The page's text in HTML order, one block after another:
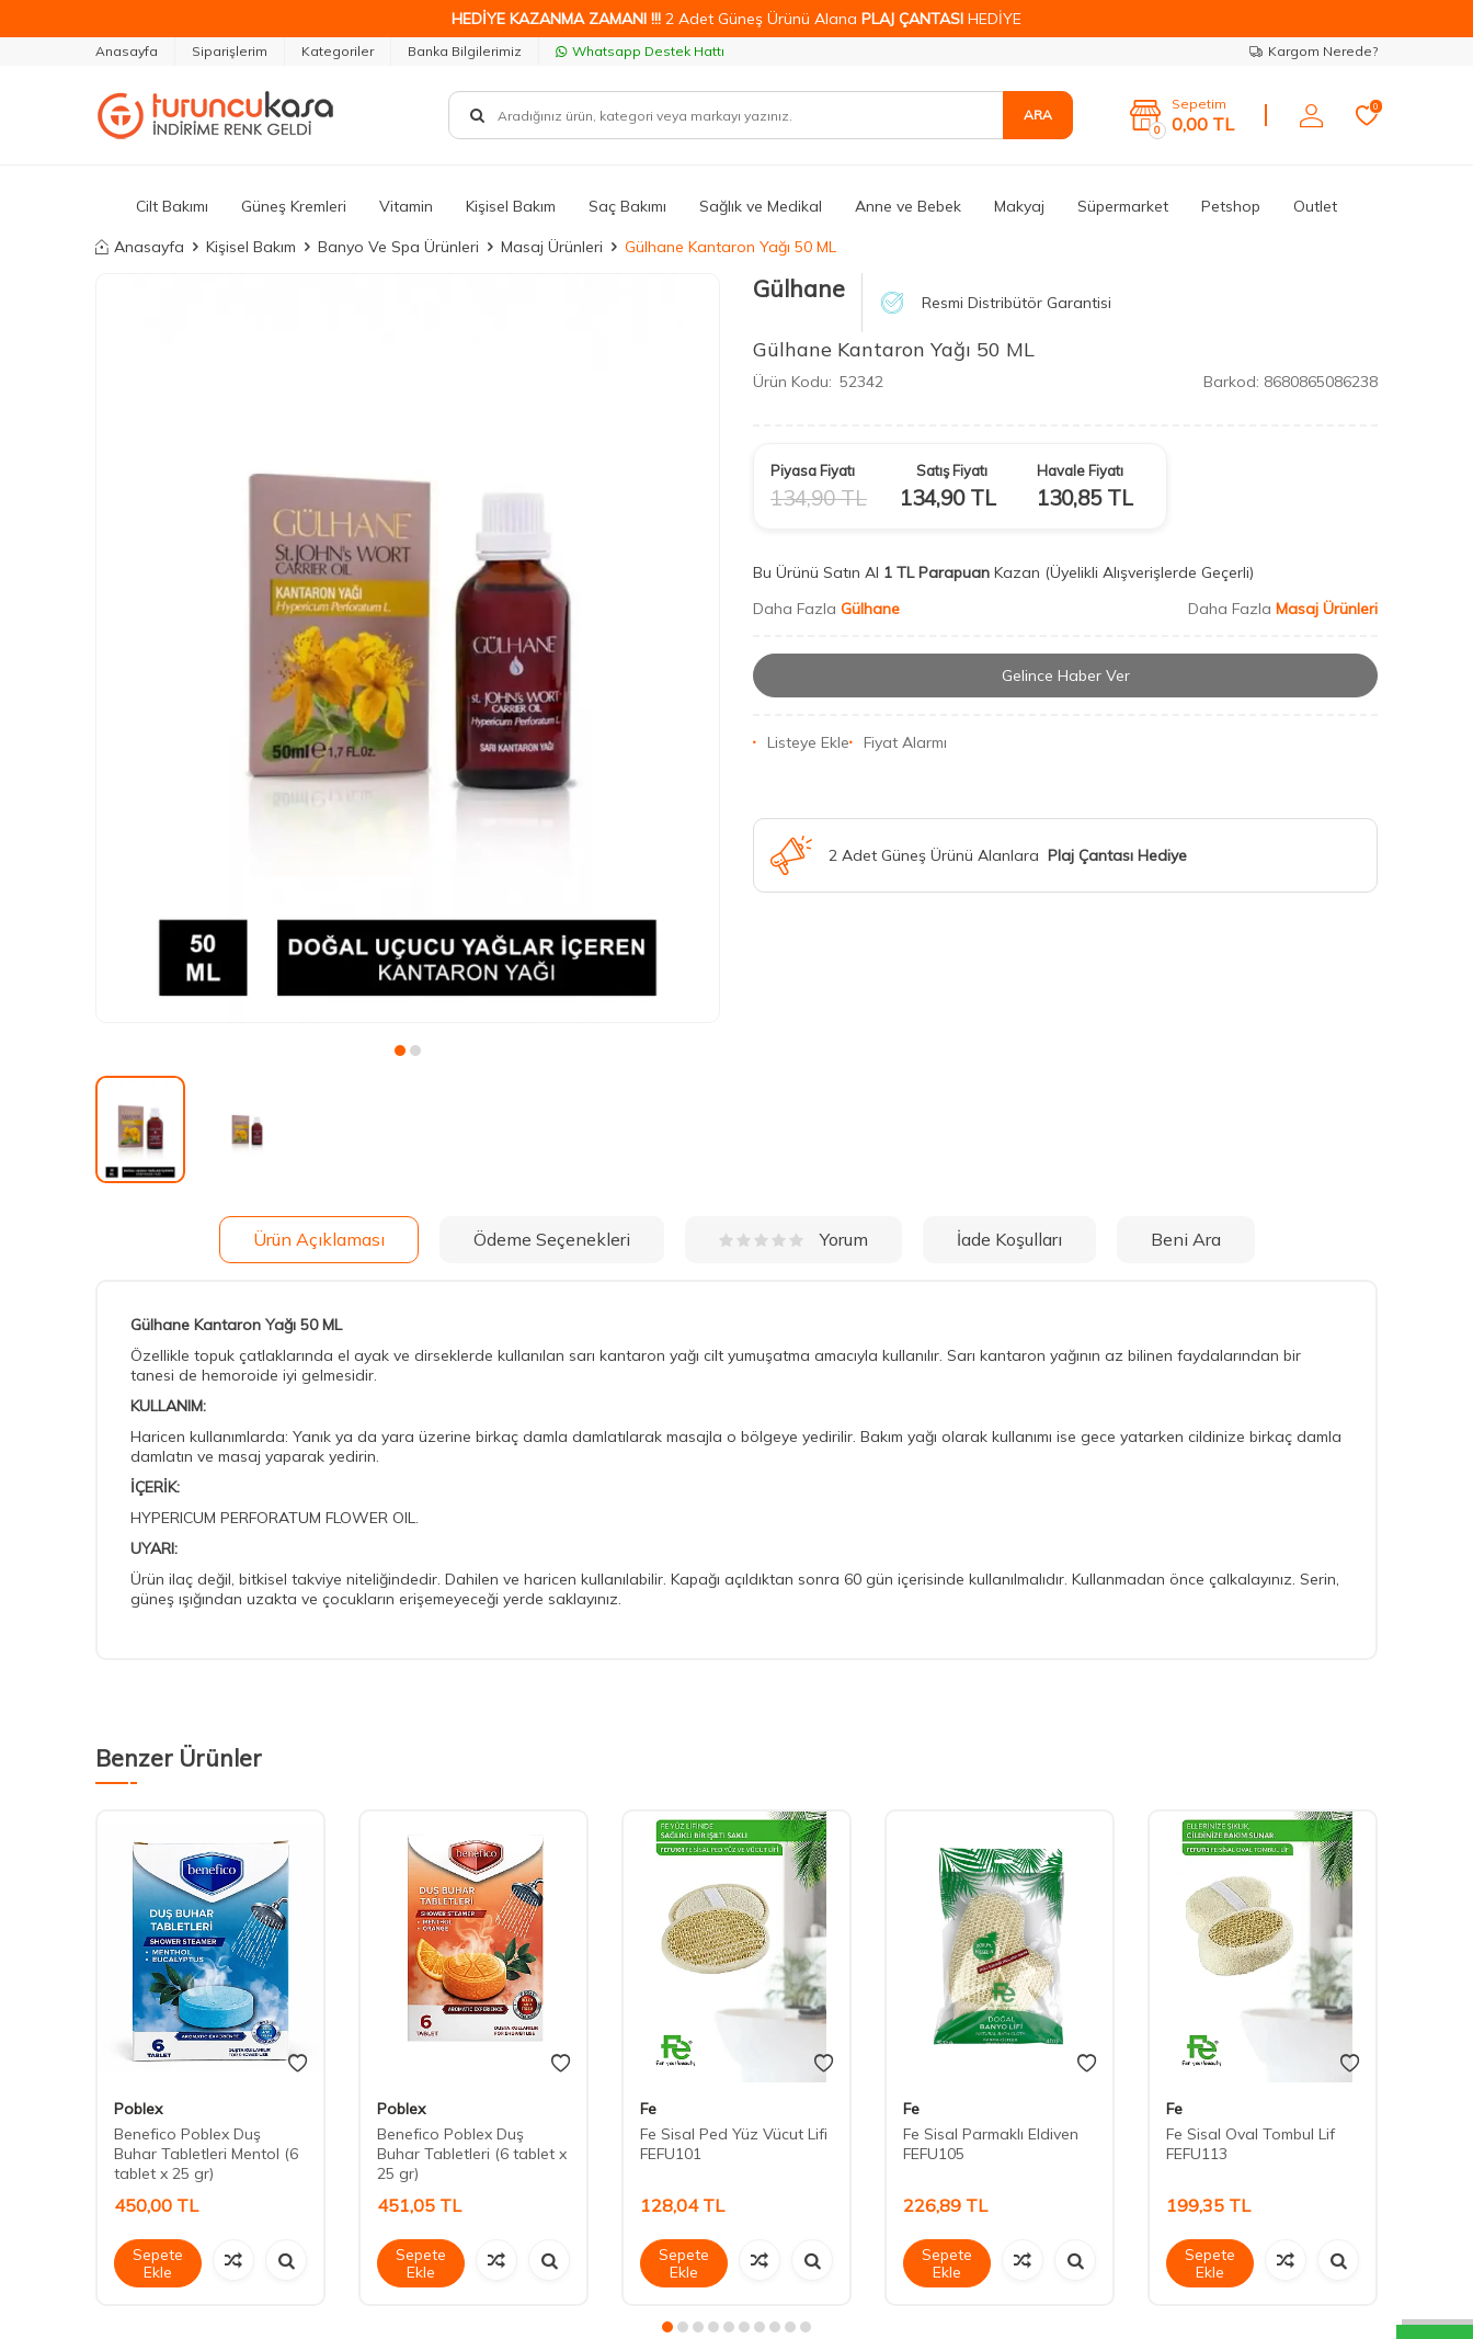
HEDİYE KAZANMA ZAMANI !!! 2 Adet Güneş Ürünü Alana PLAJ ÇANTASI HEDİYE
Anasayfa Siparişlerim Kategoriler Banka Bilgilerimiz Whatsapp Destek Hattı Kargom Nerede?
ARA
0
Sepetim
0,00 TL
0
Cilt Bakımı Güneş Kremleri Vitamin Kişisel Bakım Saç Bakımı Sağlık ve Medikal Anne ve Bebek Makyaj Süpermarket Petshop Outlet
Anasayfa Kişisel Bakım Banyo Ve Spa Ürünleri Masaj Ürünleri Gülhane Kantaron Yağı 50 ML
Gülhane Resmi Distribütör Garantisi
Gülhane Kantaron Yağı 50 ML
Ürün Kodu: 52342 Barkod: 8680865086238
Piyasa Fiyatı
134,90TL
Satış Fiyatı
134,90TL
Havale Fiyatı
130,85TL
Bu Ürünü Satın Al 1 TL Parapuan Kazan (Üyelikli Alışverişlerde Geçerli)
Daha Fazla Gülhane Daha Fazla Masaj Ürünleri
Gelince Haber Ver
Listeye Ekle Fiyat Alarmı
2 Adet Güneş Ürünü Alanlara Plaj Çantası Hediye
Ürün Açıklaması Ödeme Seçenekleri Yorum İade Koşulları Beni Ara
Gülhane Kantaron Yağı 50 ML
Özellikle topuk çatlaklarında el ayak ve dirseklerde kullanılan sarı kantaron yağı cilt yumuşatma amacıyla kullanılır. Sarı kantaron yağının az bilinen faydalarından bir
tanesi de hemoroide iyi gelmesidir.
KULLANIM:
Haricen kullanımlarda: Yanık ya da yara üzerine birkaç damla damlatılarak masajla o bölgeye yedirilir. Bakım yağı olarak kullanımı ise gece yatarken cildinize birkaç damla
damlatın ve masaj yaparak yedirin.
İÇERİK:
HYPERICUM PERFORATUM FLOWER OIL.
UYARI:
Ürün ilaç değil, bitkisel takviye niteliğindedir. Dahilen ve haricen kullanılabilir. Kapağı açıldıktan sonra 60 gün içerisinde kullanılmalıdır. Kullanmadan önce çalkalayınız. Serin,
güneş ışığından uzakta ve çocukların erişemeyeceği yerde saklayınız.
Benzer Ürünler
Poblex
Benefico Poblex Duş
Buhar Tabletleri Mentol (6
tablet x 25 gr)
450,00 TL
Sepete
Ekle
Poblex
Benefico Poblex Duş
Buhar Tabletleri (6 tablet x
25 gr)
451,05 TL
Sepete
Ekle
Fe
Fe Sisal Ped Yüz Vücut Lifi
FEFU101
128,04TL
Sepete
Ekle
Fe
Fe Sisal Parmaklı Eldiven
FEFU105
226,89 TL
Sepete
Ekle
Fe
Fe Sisal Oval Tombul Lif
FEFU113
199,35 TL
Sepete
Ekle